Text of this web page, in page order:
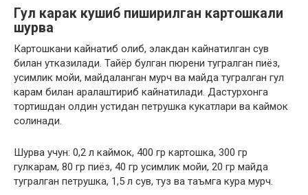
Гул карак кушиб пиширилган картошкали
шурва
Картошкани кайнатиб олиб, элакдан кайнатилган сув
билан утказилади. Тайёр булган пюрени тугралган пиёз,
усимлик мойи, майдаланган мурч ва майда тугралган гул
карам билан аралаштириб кайнатилади. Дастурхонга
тортишдан олдин устидан петрушка кукатлари ва каймок
солинади.
Шурва учун: 0,2 л каймок, 400 гр картошка, 300 гр
гулкарам, 80 гр пиёз, 40 гр усимлик мойи, 20 гр майда
тугралган петрушка, 1,5 л сув, туз ва таъмга кура мурч.